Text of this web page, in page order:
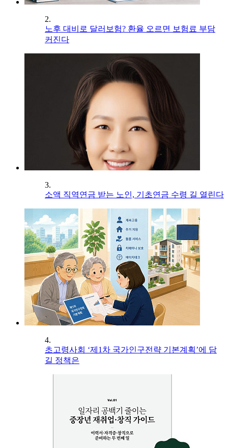
2.
노후 대비로 달러보험? 환율 오르면 보험료 부담
커진다
3.
소액 직역연금 받는 노인, 기초연금 수령 길 열린다
4.
초고령사회 ‘제1차 국가인구전략 기본계획’에 담
길 정책은